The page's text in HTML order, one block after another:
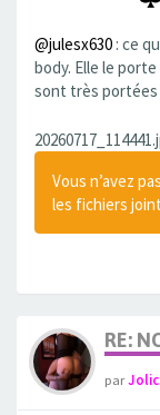
@julesx630 : ce
body. Elle le
sont très
Vous n’avez
les fichiers
RE:
par